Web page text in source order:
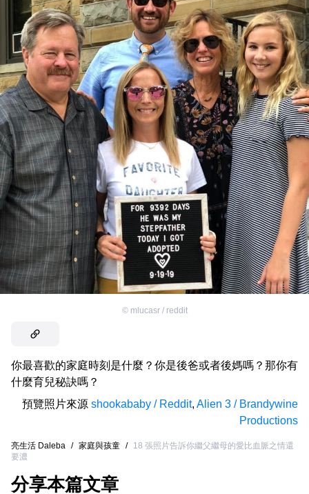
© mlucasr / reddit
你最喜歡的家庭時刻是什麼？你是後爸或者後媽嗎？那你有
什麼育兒秘訣嗎？
預覽照片來源 shookababy / Reddit, Alien 3 / Brandywine
Productions
亮生活 Daleba / 家庭與孩童 /
18 張照片告訴你繼父繼母的愛比血脈之情還
要濃
分享本篇文章